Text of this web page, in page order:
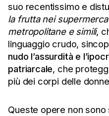
suo recentissimo e
la frutta nei
metropolitane e simili,
linguaggio crudo,
nudo l’assurdità e
patriarcale, che
più dei corpi delle
Queste opere non